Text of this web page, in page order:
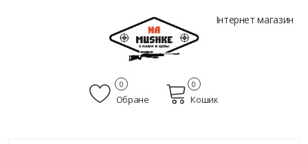
Інтернет магазин
Обране
0
Кошик
0